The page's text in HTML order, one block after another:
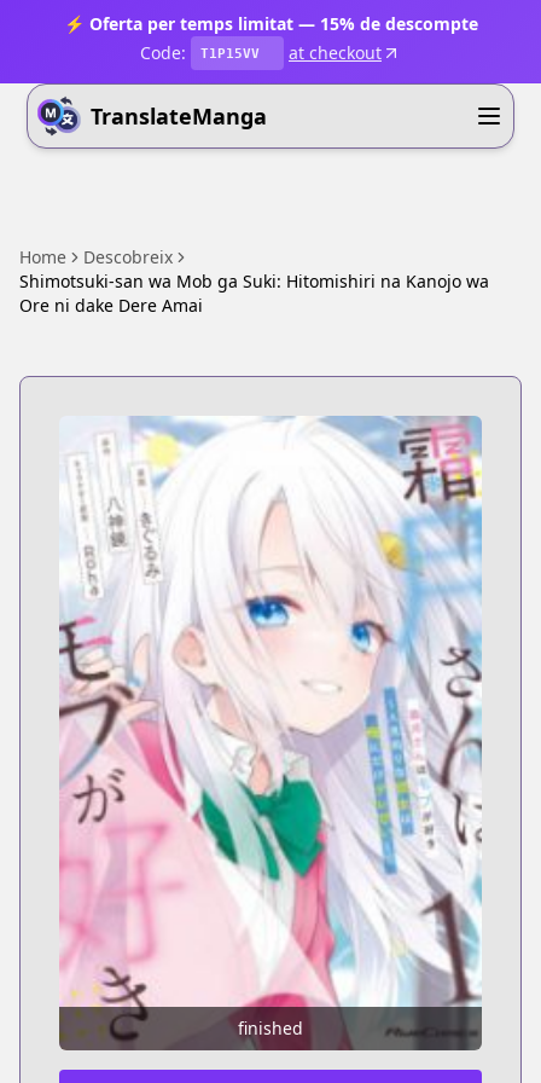
⚡ Oferta per temps limitat — 15% de descompte
Code:
T1P15VV at checkout
TranslateManga
Home
Descobreix
Shimotsuki-san wa Mob ga Suki: Hitomishiri na Kanojo wa
Ore ni dake Dere Amai
finished